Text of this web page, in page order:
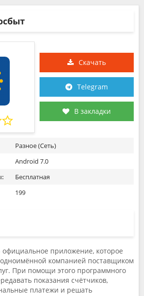
Скачать
Telegram
В закладки
Разное (Сеть)
Android 7.0
Бесплатная
199
официальное приложение, которое
компанией поставщиком
При помощи этого программного
показания счётчиков,
платежи и решать